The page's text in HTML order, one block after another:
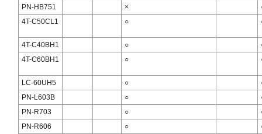
PN-HB751
×
4T-C50CL1
○
4T-C40BH1 ○
4T-C60BH1
○
LC-60UH5 ○
PN-L603B
○
PN-R703
○
PN-R606
○